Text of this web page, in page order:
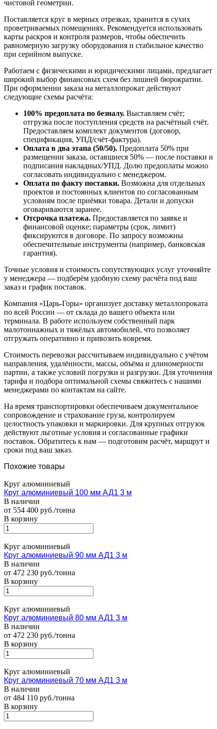
чистовой геометрии.
Поставляется круг в мерных отрезках, хранится в сухих
проветриваемых помещениях. Рекомендуется использовать
карты раскроя и контроля размеров, чтобы обеспечить
равномерную загрузку оборудования и стабильное качество
при серийном выпуске.
Работаем с физическими и юридическими лицами, предлагает
широкий выбор финансовых схем без лишней бюрократии.
При оформлении заказа на металлопрокат действуют
следующие схемы расчёта:
100% предоплата по безналу. Выставляем счёт;
отгрузка после поступления средств на расчётный счёт.
Предоставляем комплект документов (договор,
спецификация, УПД/счёт-фактура).
Оплата в два этапа (50/50). Предоплата 50% при
размещении заказа, оставшиеся 50% — после поставки и
подписания накладных/УПД. Долю предоплаты можно
согласовать индивидуально с менеджером.
Оплата по факту поставки. Возможна для отдельных
проектов и постоянных клиентов по согласованным
условиям после приёмки товара. Детали и допуски
оговариваются заранее.
Отсрочка платежа. Предоставляется по заявке и
финансовой оценке; параметры (срок, лимит)
фиксируются в договоре. По запросу возможны
обеспечительные инструменты (например, банковская
гарантия).
Точные условия и стоимость сопутствующих услуг уточняйте
у менеджера — подберём удобную схему расчёта под ваш
заказ и график поставок.
Компания «Царь-Горы» организует доставку металлопроката
по всей России — от склада до вашего объекта или
терминала. В работе используем собственный парк
малотоннажных и тяжёлых автомобилей, что позволяет
отгружать оперативно и привозить вовремя.
Стоимость перевозки рассчитываем индивидуально с учётом
направления, удалённости, массы, объёма и длиномерности
партии, а также условий погрузки и разгрузки. Для уточнения
тарифа и подбора оптимальной схемы свяжитесь с нашими
менеджерами по контактам на сайте.
На время транспортировки обеспечиваем документальное
сопровождение и страхование груза, контролируем
целостность упаковки и маркировки. Для крупных отгрузок
действуют льготные условия и согласованные графики
поставок. Обратитесь к нам — подготовим расчёт, маршрут и
сроки под ваш заказ.
Похожие товары
Круг алюминиевый
Круг алюминиевый 100 мм АД1 3 м
В наличии
от 554 400 руб./тонна
В корзину
Круг алюминиевый
Круг алюминиевый 90 мм АД1 3 м
В наличии
от 472 230 руб./тонна
В корзину
Круг алюминиевый
Круг алюминиевый 80 мм АД1 3 м
В наличии
от 472 230 руб./тонна
В корзину
Круг алюминиевый
Круг алюминиевый 70 мм АД1 3 м
В наличии
от 484 110 руб./тонна
В корзину